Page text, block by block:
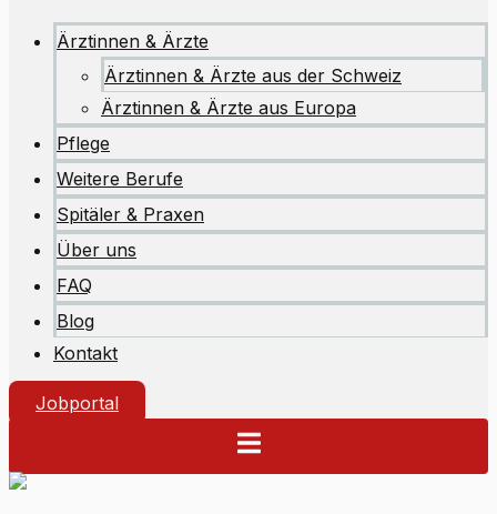
Ärztinnen & Ärzte
Ärztinnen & Ärzte aus der Schweiz
Ärztinnen & Ärzte aus Europa
Pflege
Weitere Berufe
Spitäler & Praxen
Über uns
FAQ
Blog
Kontakt
Jobportal